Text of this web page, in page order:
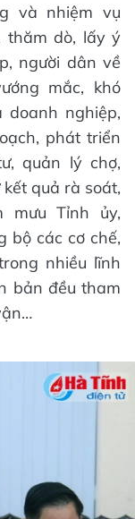
và nhiệm vụ
thăm dò, lấy ý
người dân về
mắc, khó
doanh nghiệp,
phát triển
quản lý chợ,
quả rà soát,
mưu Tỉnh ủy,
bộ các cơ chế,
nhiều lĩnh
bản đều tham